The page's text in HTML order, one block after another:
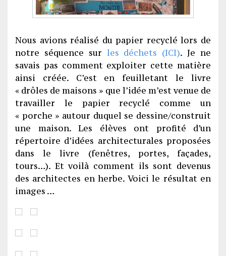
Nous avions réalisé du papier recyclé lors de
notre séquence sur les déchets (ICI). Je ne
savais pas comment exploiter cette matière
ainsi créée. C’est en feuilletant le livre
« drôles de maisons » que l’idée m’est venue de
travailler le papier recyclé comme un
« porche » autour duquel se dessine/construit
une maison. Les élèves ont profité d’un
répertoire d’idées architecturales proposées
dans le livre (fenêtres, portes, façades,
tours…). Et voilà comment ils sont devenus
des architectes en herbe. Voici le résultat en
images …